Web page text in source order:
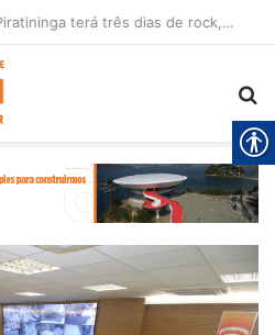
Festival de Inverno de Piratininga terá três dias de rock, gastronomia e diversão